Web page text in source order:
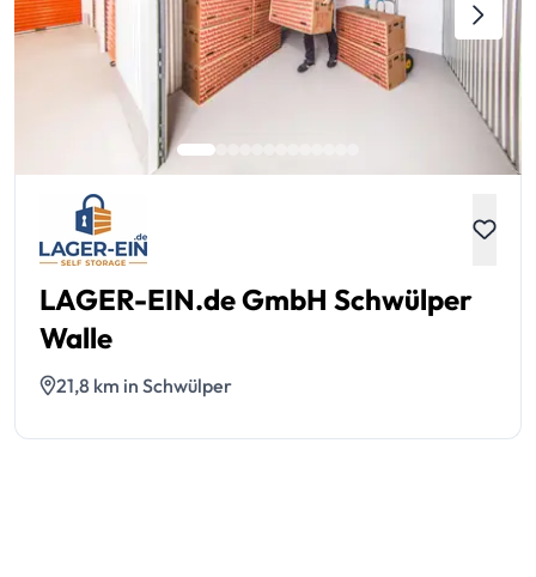
LAGER-EIN.de GmbH Schwülper
Walle
21,8 km in Schwülper